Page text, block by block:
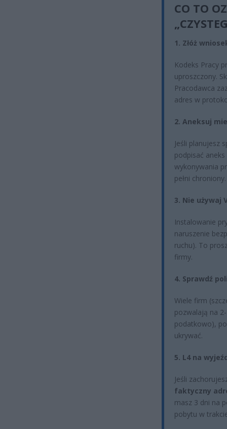
CO TO
1. Złóż
Kodeks Pracy
uproszczony.
Pracodawca
adres w
2. Aneksuj
Jeśli planujesz
podpisać
wykonywania
pełni chroniony.
3. Nie używaj
Instalowanie
naruszenie
ruchu). To
firmy.
4. Sprawdź
Wiele firm
pozwalają na
podatkowo),
ukrywać.
5. L4 na
Jeśli
faktyczny
masz 3 dni na
pobytu w